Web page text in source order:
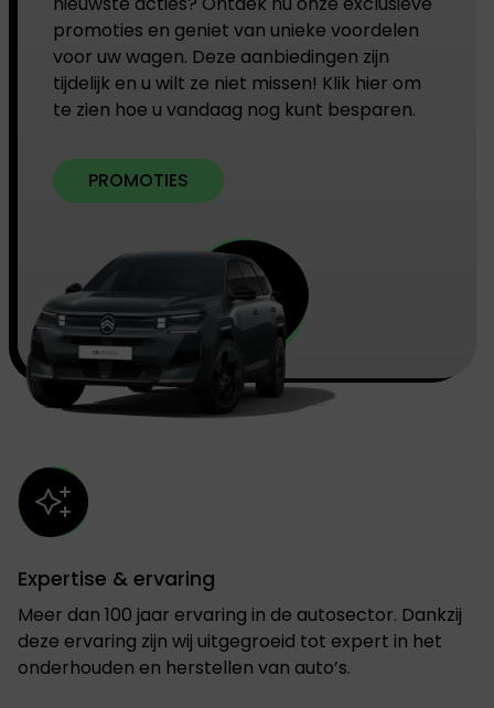
promoties en geniet van unieke voordelen
voor uw wagen. Deze aanbiedingen zijn
tijdelijk en u wilt ze niet missen! Klik hier om
te zien hoe u vandaag nog kunt besparen.
PROMOTIES
Expertise & ervaring
Meer dan 100 jaar ervaring in de autosector. Dankzij
deze ervaring zijn wij uitgegroeid tot expert in het
onderhouden en herstellen van auto’s.